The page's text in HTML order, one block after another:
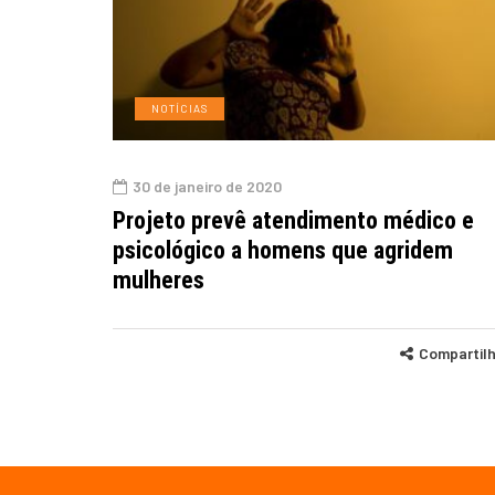
NOTÍCIAS
30 de janeiro de 2020
Projeto prevê atendimento médico e
psicológico a homens que agridem
mulheres